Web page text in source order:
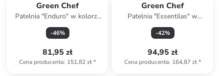
Green Chef
Patelnia "Enduro" w kolorze
srebrnym - Ø 24 cm
-46%
81,95 zł
Cena producenta: 151,82 zł*
Green Chef
Patelnia "Essentilas" w
kolorze czarnym do
naleśników - Ø 28 cm
-42%
94,95 zł
Cena producenta: 164,87 zł*